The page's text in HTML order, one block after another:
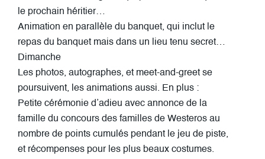
le prochain héritier…
Animation en parallèle du banquet, qui inclut le
repas du banquet mais dans un lieu tenu secret…
Dimanche
Les photos, autographes, et meet-and-greet se
poursuivent, les animations aussi. En plus :
Petite cérémonie d’adieu avec annonce de la
famille du concours des familles de Westeros au
nombre de points cumulés pendant le jeu de piste,
et récompenses pour les plus beaux costumes.